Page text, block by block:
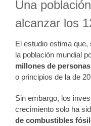
Una
alcanzar los
El estudio estima
la población mundial
millones de personas
o principios de la de
Sin embargo, los
crecimiento solo ha
de combustibles